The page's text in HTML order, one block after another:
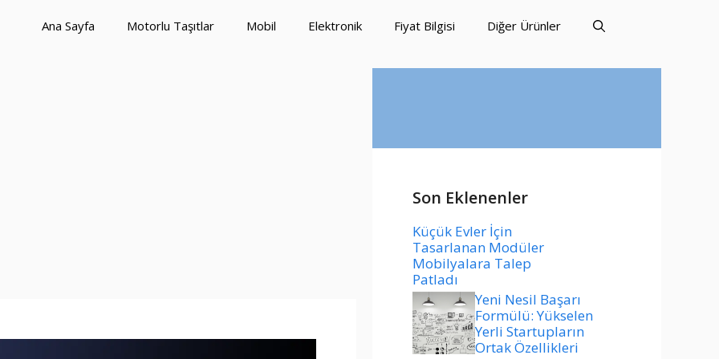
Ana Sayfa Motorlu Taşıtlar Mobil Elektronik Fiyat Bilgisi Diğer Ürünler
Son Eklenenler
Küçük Evler İçin
Tasarlanan Modüler
Mobilyalara Talep
Patladı
Yeni Nesil Başarı
Formülü: Yükselen
Yerli Startupların
Ortak Özellikleri